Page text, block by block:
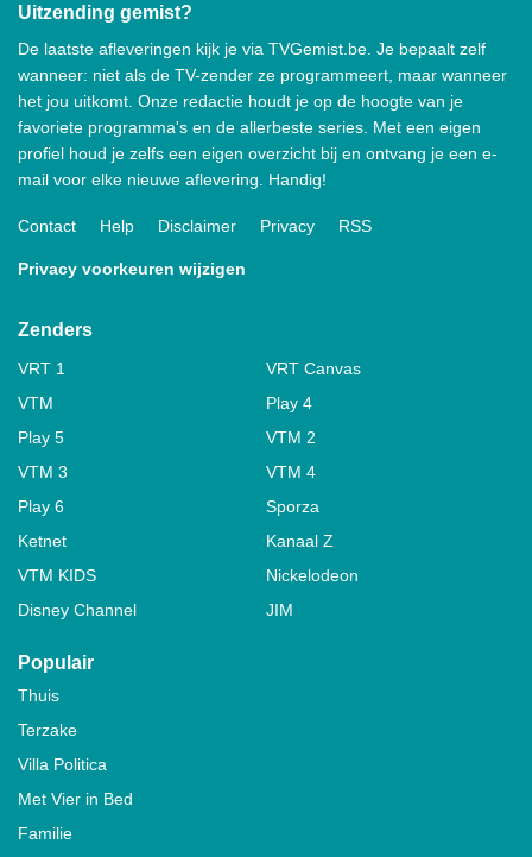
Uitzending gemist?
De laatste afleveringen kijk je via TVGemist.be. Je bepaalt zelf
wanneer: niet als de TV-zender ze programmeert, maar wanneer
het jou uitkomt. Onze redactie houdt je op de hoogte van je
favoriete programma's en de allerbeste series. Met een eigen
profiel houd je zelfs een eigen overzicht bij en ontvang je een e-
mail voor elke nieuwe aflevering. Handig!
Contact Help Disclaimer Privacy RSS
Privacy voorkeuren wijzigen
Zenders
VRT 1
VRT Canvas
VTM
Play 4
Play 5
VTM 2
VTM 3
VTM 4
Play 6
Sporza
Ketnet
Kanaal Z
VTM KIDS
Nickelodeon
Disney Channel
JIM
Populair
Thuis
Terzake
Villa Politica
Met Vier in Bed
Familie